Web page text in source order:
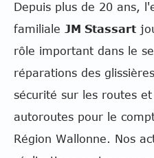
Depuis plus de 20 ans,
familiale JM Stassart
rôle important dans le
réparations des
sécurité sur les routes et
autoroutes pour le
Région Wallonne. Nos